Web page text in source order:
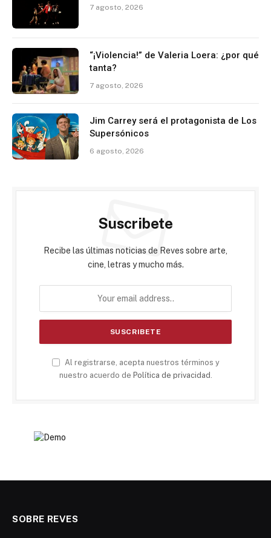
7 agosto, 2026
“¡Violencia!” de Valeria Loera: ¿por qué
tanta?
7 agosto, 2026
Jim Carrey será el protagonista de Los
Supersónicos
6 agosto, 2026
Suscribete
Recibe las últimas noticias de Reves sobre arte,
cine, letras y mucho más.
Al registrarse, acepta nuestros términos y
nuestro acuerdo de Política de privacidad
SOBRE REVES